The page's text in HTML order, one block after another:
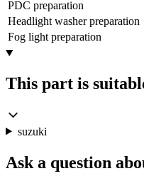
PDC preparation
Headlight washer preparation
Fog light preparation
This part is
suzuki
Ask a question